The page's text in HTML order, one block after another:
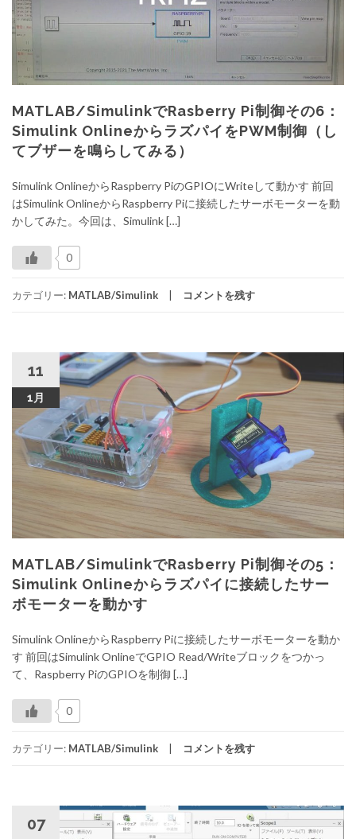
MATLAB/SimulinkでRasberry Pi制御その6：
Simulink OnlineからラズパイをPWM制御（し
てブザーを鳴らしてみる）
Simulink OnlineからRaspberry PiのGPIOにWriteして動かす 前回
はSimulink OnlineからRaspberry Piに接続したサーボモーターを動
かしてみた。今回は、Simulink […]
0
カテゴリー: MATLAB/Simulink コメントを残す
11
1月
MATLAB/SimulinkでRasberry Pi制御その5：
Simulink Onlineからラズパイに接続したサー
ボモーターを動かす
Simulink OnlineからRaspberry Piに接続したサーボモーターを動か
す 前回はSimulink OnlineでGPIO Read/Writeブロックをつかっ
て、Raspberry PiのGPIOを制御 […]
0
カテゴリー: MATLAB/Simulink コメントを残す
07